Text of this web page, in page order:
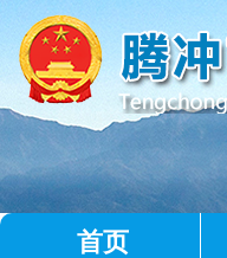
首页